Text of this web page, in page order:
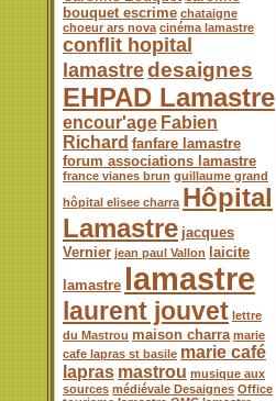
bouquet escrime chataigne
choeur ars nova cinéma lamastre
conflit hopital
lamastredesaignes
EHPAD Lamastre
encour'age Fabien
Richard fanfare lamastre
forum associations lamastre
france vianes brun guillaume grand
hôpital elisee charra Hôpital
Lamastre jacques
Vernier jean paul Vallon
laicite
lamastre lamastre
laurent jouvet lettre
du Mastrou maison charra marie
cafe lapras st basile marie café
lapras mastrou musique aux
sources médiévale Desaignes Office